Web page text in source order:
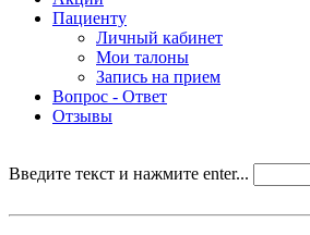
Пациенту
Личный кабинет
Мои талоны
Запись на прием
Вопрос - Ответ
Отзывы
Введите текст и нажмите enter...